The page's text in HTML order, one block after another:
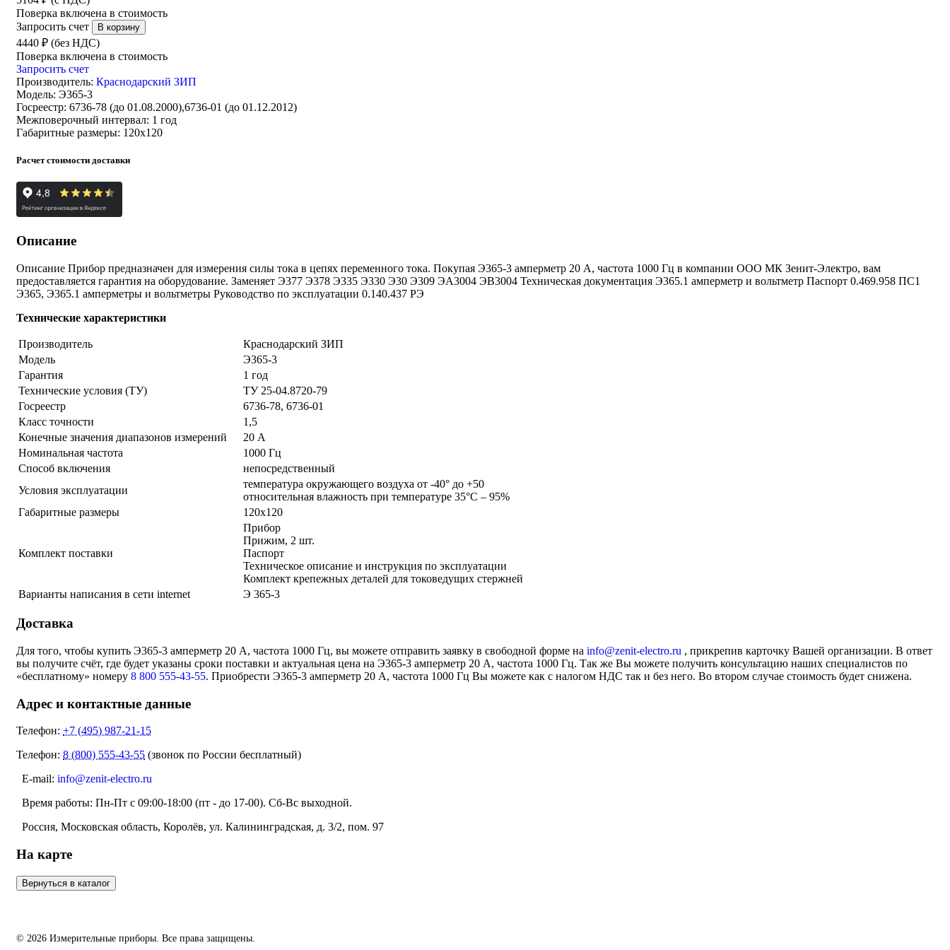
Поверка включена в стоимость
Запросить счет
4440 ₽ (без НДС)
Поверка включена в стоимость
Запросить счет
Производитель: Краснодарский ЗИП
Модель: Э365-3
Госреестр: 6736-78 (до 01.08.2000),6736-01 (до 01.12.2012)
Межповерочный интервал: 1 год
Габаритные размеры: 120х120
Расчет стоимости доставки
Описание
Описание Прибор предназначен для измерения силы тока в цепях переменного тока. Покупая Э365-3 амперметр 20 А, частота 1000 Гц в компании ООО МК Зенит-Электро, вам
предоставляется гарантия на оборудование. Заменяет Э377 Э378 Э335 Э330 Э30 Э309 ЭА3004 ЭВ3004 Техническая документация Э365.1 амперметр и вольтметр Паспорт 0.469.958 ПС1
Э365, Э365.1 амперметры и вольтметры Руководство по эксплуатации 0.140.437 РЭ
Технические характеристики
Производитель
Краснодарский ЗИП
Модель
Э365-3
Гарантия
1 год
Технические условия (ТУ)
ТУ 25-04.8720-79
Госреестр
6736-78, 6736-01
Класс точности
1,5
Конечные значения диапазонов измерений
20 А
Номинальная частота
1000 Гц
Способ включения
непосредственный
Условия эксплуатации
температура окружающего воздуха от -40° до +50
относительная влажность при температуре 35°С – 95%
Габаритные размеры
120х120
Комплект поставки
Прибор
Прижим, 2 шт.
Паспорт
Техническое описание и инструкция по эксплуатации
Комплект крепежных деталей для токоведущих стержней
Варианты написания в сети internet
Э 365-3
Доставка
Для того, чтобы купить Э365-3 амперметр 20 А, частота 1000 Гц, вы можете отправить заявку в свободной форме на info@zenit-electro.ru , прикрепив карточку Вашей организации. В ответ
вы получите счёт, где будет указаны сроки поставки и актуальная цена на Э365-3 амперметр 20 А, частота 1000 Гц. Так же Вы можете получить консультацию наших специалистов по
«бесплатному» номеру 8 800 555-43-55. Приобрести Э365-3 амперметр 20 А, частота 1000 Гц Вы можете как с налогом НДС так и без него. Во втором случае стоимость будет снижена.
Адрес и контактные данные
Телефон: +7 (495) 987-21-15
Телефон: 8 (800) 555-43-55 (звонок по России бесплатный)
E-mail: info@zenit-electro.ru
Время работы: Пн-Пт с 09:00-18:00 (пт - до 17-00). Сб-Вс выходной.
Россия, Московская область, Королёв, ул. Калининградская, д. 3/2, пом. 97
На карте
© 2026 Измерительные приборы. Все права защищены.